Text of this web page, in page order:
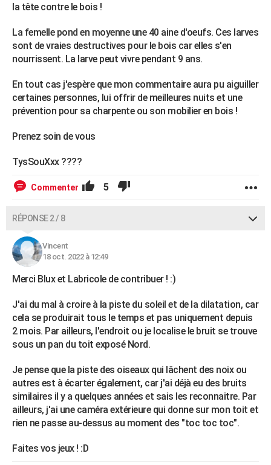
la tête contre le bois !
La femelle pond en moyenne une 40 aine d'oeufs. Ces larves
sont de vraies destructives pour le bois car elles s'en
nourrissent. La larve peut vivre pendant 9 ans.
En tout cas j'espère que mon commentaire aura pu aiguiller
certaines personnes, lui offrir de meilleures nuits et une
prévention pour sa charpente ou son mobilier en bois !
Prenez soin de vous
TysSouXxx ????
Commenter 5
RÉPONSE 2 / 8
Vincent
18 oct. 2022 à 12:49
Merci Blux et Labricole de contribuer ! :)
J'ai du mal à croire à la piste du soleil et de la dilatation, car
cela se produirait tous le temps et pas uniquement depuis
2 mois. Par ailleurs, l'endroit ou je localise le bruit se trouve
sous un pan du toit exposé Nord.
Je pense que la piste des oiseaux qui lâchent des noix ou
autres est à écarter également, car j'ai déjà eu des bruits
similaires il y a quelques années et sais les reconnaitre. Par
ailleurs, j'ai une caméra extérieure qui donne sur mon toit et
rien ne passe au-dessus au moment des "toc toc toc".
Faites vos jeux ! :D